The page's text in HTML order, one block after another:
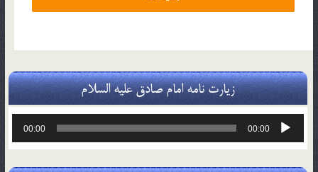
زیارت نامه امام صادق علیه السلام
پخش‌کننده
00:00
00:00